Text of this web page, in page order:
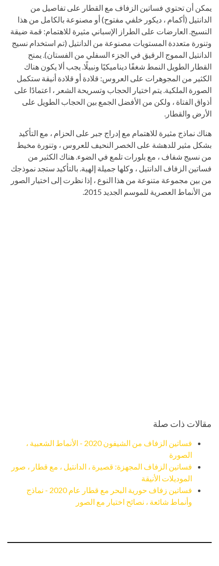
يمكن أن تحتوي فساتين الزفاف مع القطار على تفاصيل من
الدانتيل (أكمام ، ديكور خلفي مفتوح) أو مصنوعة بالكامل من هذا
النسيج. العارضات على الطراز الإسباني مثيرة للاهتمام: قمة ضيقة
وتنورة متعددة المستويات مصنوعة من الدانتيل (تم استخدام نسيج
الدانتيل المموج الرقيق في الجزء السفلي من الفستان). يمنح
القطار الطويل النمط شغفًا ديناميكيًا ونبيلًا. يجب ألا يكون هناك
الكثير من المجوهرات على العروس: قلادة أو قلادة أنيقة ستكمل
الصورة الملكية. يتم اختيار الحجاب وتسريحة الشعر ، اعتمادًا على
أذواق الفتاة ، ولكن من الأفضل الجمع بين الحجاب الطويل على
الأرض والقطار.
هناك نماذج مثيرة للاهتمام مع إدراج جبر على الحزام ، مع التأكيد
بشكل مثير للدهشة على الخصر النحيف للعروس ، وتنورة مخيط
من نسيج شفاف ، مع بلورات تلمع في الضوء. هناك الكثير من
فساتين الزفاف الدانتيل ، وكلها جميلة إلهية. بالتأكيد ستجد نموذجك
من بين مجموعة متنوعة من هذا النوع ، إذا نظرت إلى اختيار الصور
من الأنماط العصرية للموسم الجديد 2015.
مقالات ذات صلة
فساتين الزفاف من الشيفون 2020 - الأنماط الشعبية ،
الصورة
فساتين الزفاف المجهزة: قصيرة ، الدانتيل ، مع قطار ، صور
الموديلات الأنيقة
فساتين زفاف حورية البحر مع قطار عام 2020 - نماذج
وأنماط شائعة ، نصائح اختيار مع الصور